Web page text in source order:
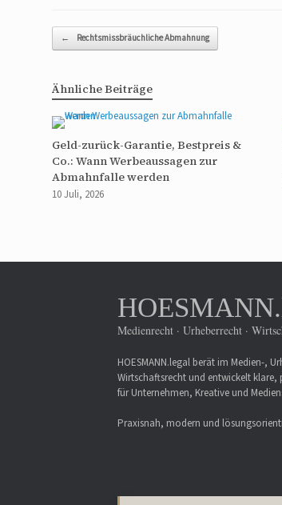
Beitragsnavigation
← Rechtsmissbräuchliche Abmahnung
Ähnliche Beiträge
Geld-zurück-Garantie, Bestpreis &
Co.: Wann Werbeaussagen zur
Abmahnfalle werden
10 Juli, 2026
Medienrecht · Urheberrecht ·
HOESMANN.legal berät im Medien-,
Wirtschaftsrecht und entwickelt klare,
für Unternehmen, Kreative und
Praxisnah, modern und